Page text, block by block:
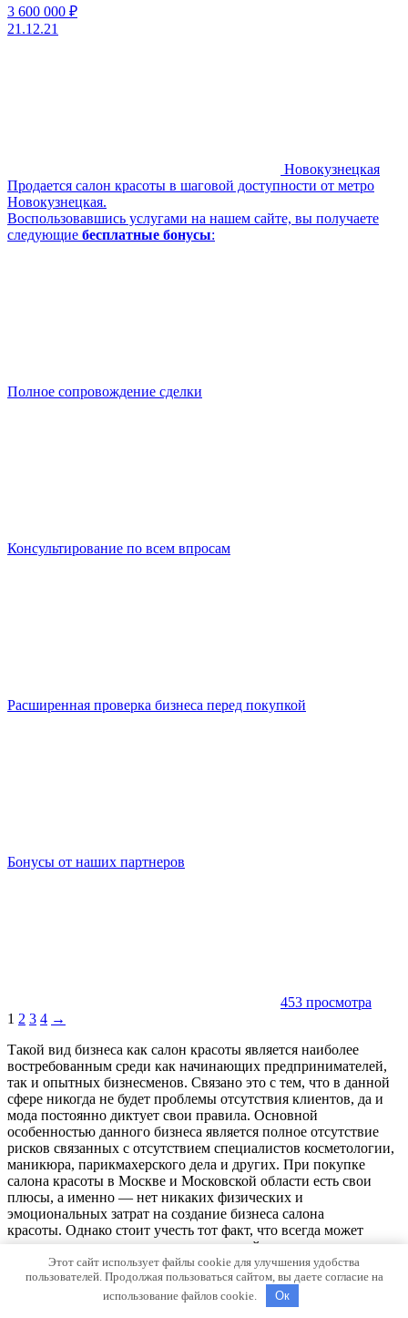
3 600 000 ₽
21.12.21
Новокузнецкая
Продается салон красоты в шаговой доступности от метро
Новокузнецкая.
Воспользовавшись услугами на нашем сайте, вы получаете
следующие бесплатные бонусы:
Полное сопровождение сделки
Консультирование по всем впросам
Расширенная проверка бизнеса перед покупкой
Бонусы от наших партнеров
453 просмотра
1 2 3 4 →
Такой вид бизнеса как салон красоты является наиболее
востребованным среди как начинающих предпринимателей,
так и опытных бизнесменов. Связано это с тем, что в данной
сфере никогда не будет проблемы отсутствия клиентов, да и
мода постоянно диктует свои правила. Основной
особенностью данного бизнеса является полное отсутствие
рисков связанных с отсутствием специалистов косметологии,
маникюра, парикмахерского дела и других. При покупке
салона красоты в Москве и Московской области есть свои
плюсы, а именно — нет никаких физических и
эмоциональных затрат на создание бизнеса салона
красоты. Однако стоит учесть тот факт, что всегда может
присутствовать вероятность негативной репутации.
Как происходит покупка
Этот сайт использует файлы cookie для улучшения удобства
пользователей. Продолжая пользоваться сайтом, вы даете согласие на
использование файлов cookie.
Oк